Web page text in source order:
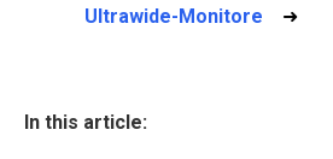
Ultrawide-Monitore ➜
In this article: